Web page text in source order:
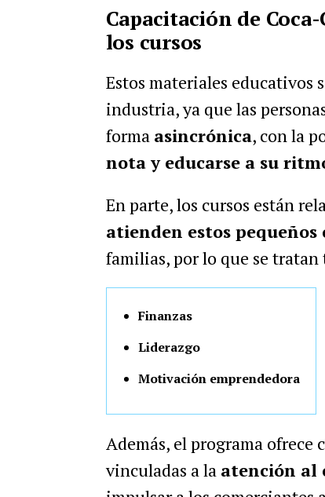
Capacitación de
los cursos
Estos materiales educativos
industria, ya que las
forma asincrónica, con la
nota y educarse a su
En parte, los cursos están
atienden estos pequeños
familias, por lo que se tratan
Finanzas
Liderazgo
Motivación emprendedora
Además, el programa ofrece
vinculadas a la atención al